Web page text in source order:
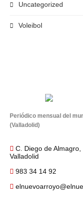
Uncategorized
Voleibol
Periódico mensual del
(Valladolid)
C. Diego de
Valladolid
983 34 14 92